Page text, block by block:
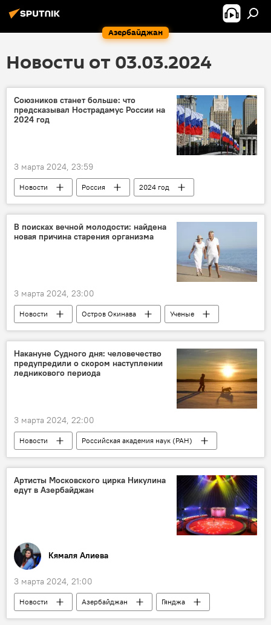
Азербайджан
Новости от 03.03.2024
Союзников станет больше: что
предсказывал Нострадамус России на
2024 год
3 марта 2024, 23:59
Новости Россия
2024 год
Нострадамус
пророчество
предсказания
Дожди
Союзники
Наука
Достижения
В поисках вечной молодости: найдена
новая причина старения организма
3 марта 2024, 23:00
Новости Остров Окинава
Ученые
Старение
Причина
Открытие
Здоровье
Медицина Общество
Накануне Судного дня: человечество
предупредили о скором наступлении
ледникового периода
3 марта 2024, 22:00
Новости
Российская академия наук (РАН)
ледниковый период
Предупреждение
Антарктида
Лед
Повышение уровня воды
течения
Артисты Московского цирка Никулина
едут в Азербайджан
Кямаля Алиева
3 марта 2024, 21:00
Новости Азербайджан
Гянджа
цирк-шапито